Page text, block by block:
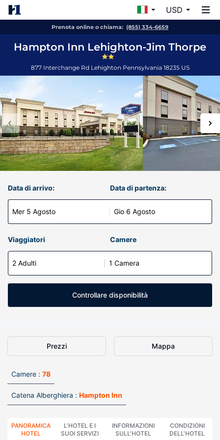
USD
Prenota online o chiama: (855) 334-6659
Hampton Inn Lehighton-Jim Thorpe
877 Interchange Rd Lehighton Pennsylvania 18235 US
Data di arrivo:
Mer 5 Agosto
Data di partenza:
Gio 6 Agosto
Viaggiatori Camere
2 Adulti 1 Camera
Controllare disponibilità
Prezzi Mappa
Camere : 78
Catena Alberghiera : Hampton Inn
PANORAMICA
HOTEL
L'HOTEL E I
SUOI SERVIZI
INFORMAZIONI
SULL'HOTEL
CONDIZIONI
DELL'HOTEL